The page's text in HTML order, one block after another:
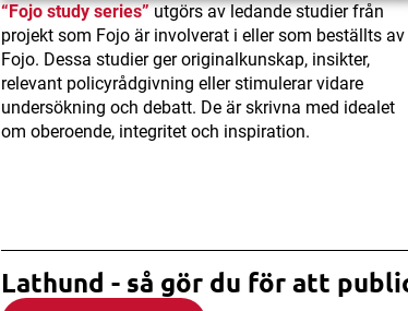
“Fojo study series”utgörs av ledande studier från
projekt som Fojo är involverat i eller som beställts av
Fojo. Dessa studier ger originalkunskap, insikter,
relevant policyrådgivning eller stimulerar vidare
undersökning och debatt. De är skrivna med idealet
om oberoende, integritet och inspiration.
Lathund - så gör du för att